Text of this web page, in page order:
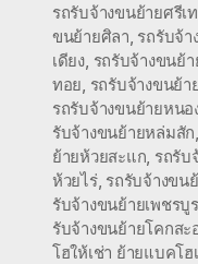
รถรับจ้างขนย้ายศรีเ
ขนย้ายศิลา, รถรับจ้า
เดียง, รถรับจ้างขนย้
ทอย, รถรับจ้างขนย้า
รถรับจ้างขนย้ายหนอ
รับจ้างขนย้ายหล่มสัก,
ย้ายห้วยสะแก, รถรับ
ห้วยไร่, รถรับจ้างขน
รับจ้างขนย้ายเพชร
รับจ้างขนย้ายโคกสะ
โฮให้เช่า ย้ายแบคโ